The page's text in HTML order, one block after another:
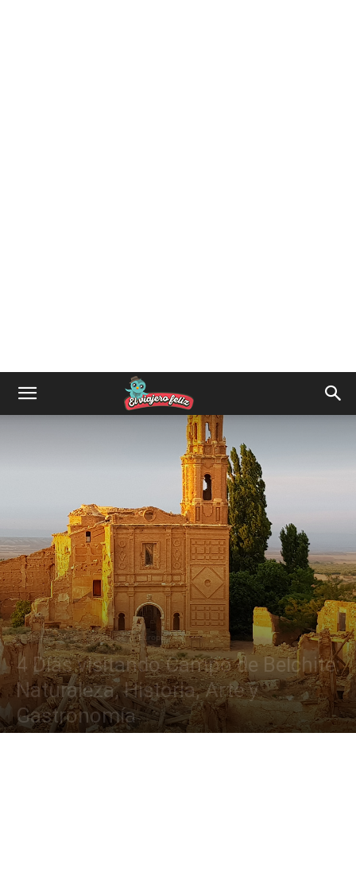
Cultura Arte Destinos Europa
4 Días visitando Campo de Belchite:
Naturaleza, Historia, Arte y
Gastronomía